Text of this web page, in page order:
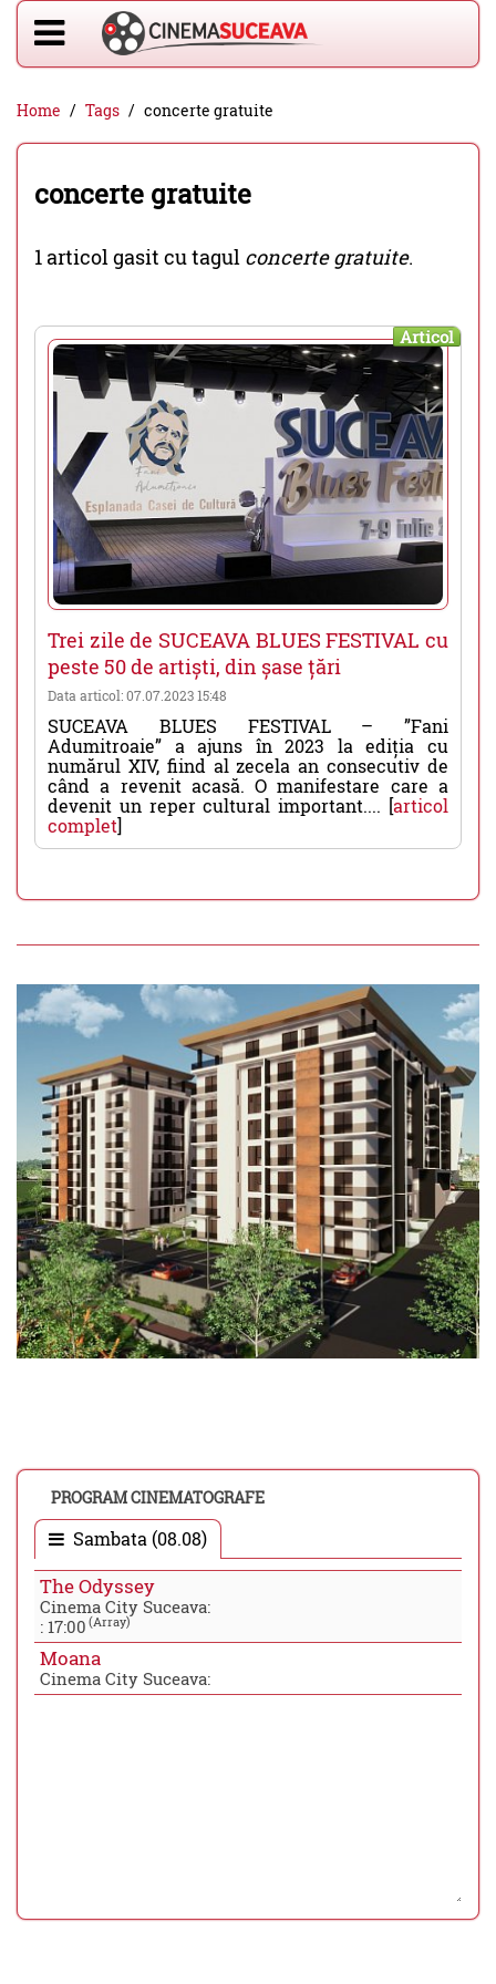
Home Tags concerte gratuite
concerte gratuite
1 articol gasit cu tagul concerte gratuite.
Articol
Trei zile de SUCEAVA BLUES FESTIVAL cu
peste 50 de artiști, din șase țări
Data articol: 07.07.2023 15:48
SUCEAVA BLUES FESTIVAL – ”Fani
Adumitroaie” a ajuns în 2023 la ediția cu
numărul XIV, fiind al zecela an consecutiv de
când a revenit acasă. O manifestare care a
devenit un reper cultural important.... [articol
complet]
PROGRAM CINEMATOGRAFE
Sambata (08.08)
The Odyssey
Cinema City Suceava:
: 17:00 (Array)
Moana
Cinema City Suceava: